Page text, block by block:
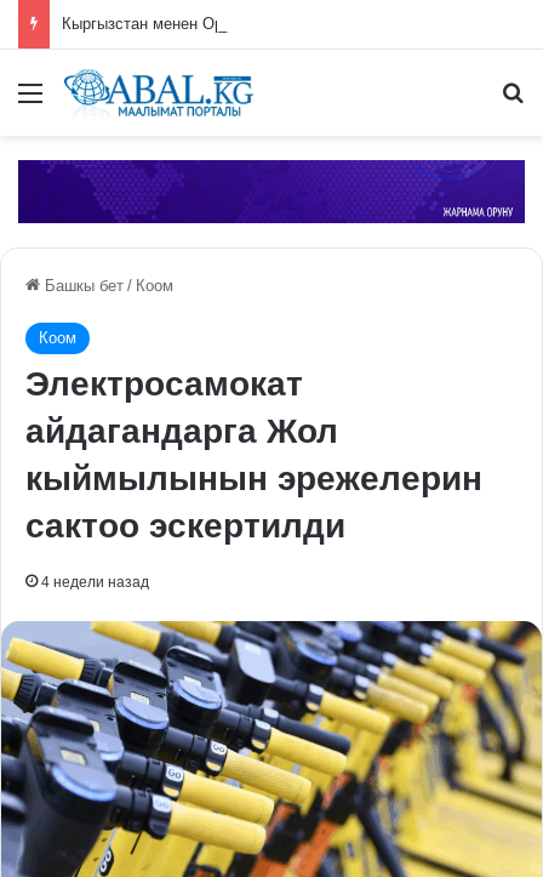
Меню
Башкы бет / Коом
Коом
Электросамокат
айдагандарга Жол
кыймылынын эрежелерин
сактоо эскертилди
4 недели назад